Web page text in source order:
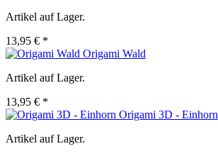
Artikel auf Lager.
13,95 € *
Origami Wald
Artikel auf Lager.
13,95 € *
Origami 3D - Einhorn
Artikel auf Lager.